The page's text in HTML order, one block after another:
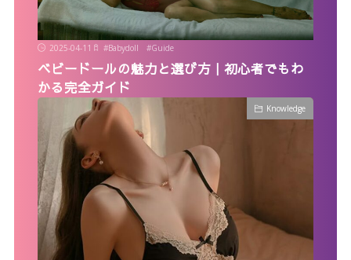
2025-04-11 #Babydoll #Guide
ベビードールの魅力と選び方｜初心者でもわ
かる完全ガイド
Knowledge